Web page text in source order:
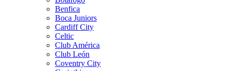
Benfica
Boca Juniors
Cardiff City
Celtic
Club América
Club León
Coventry City